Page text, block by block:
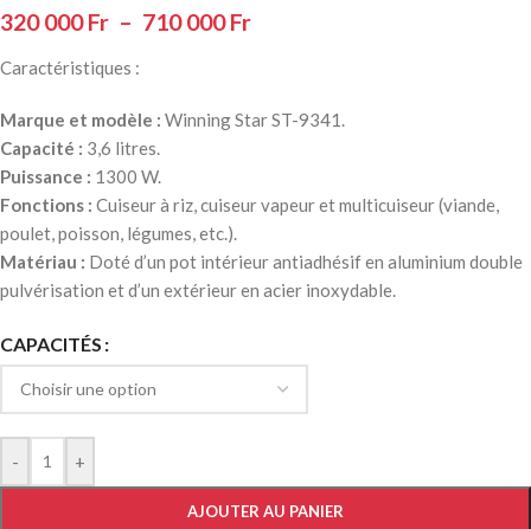
320 000Fr – 710 000Fr
Caractéristiques :
Marque et modèle : Winning Star ST-9341.
Capacité : 3,6 litres.
Puissance : 1300 W.
Fonctions : Cuiseur à riz, cuiseur vapeur et multicuiseur (viande,
poulet, poisson, légumes, etc.).
Matériau : Doté d’un pot intérieur antiadhésif en aluminium double
pulvérisation et d’un extérieur en acier inoxydable.
CAPACITÉS
- +
AJOUTER AU PANIER